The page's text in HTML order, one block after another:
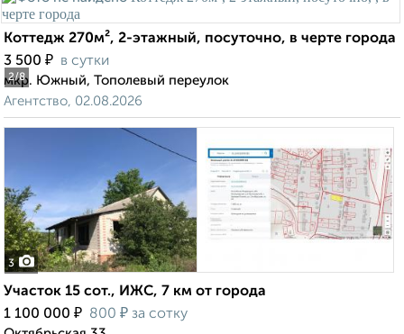
2/8
Коттедж 270м², 2-этажный, посуточно, в черте города
3 500 ₽ в сутки
мкр. Южный, Тополевый переулок
Агентство, 02.08.2026
3
Участок 15 сот., ИЖС, 7 км от города
1 100 000 ₽ 800 ₽ за сотку